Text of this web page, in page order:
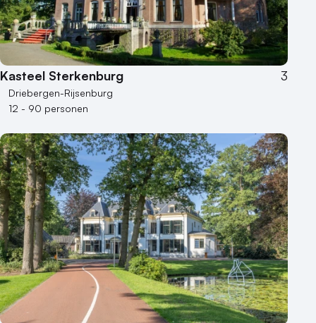
Kasteel Sterkenburg 3
Driebergen-Rijsenburg
12 - 90 personen